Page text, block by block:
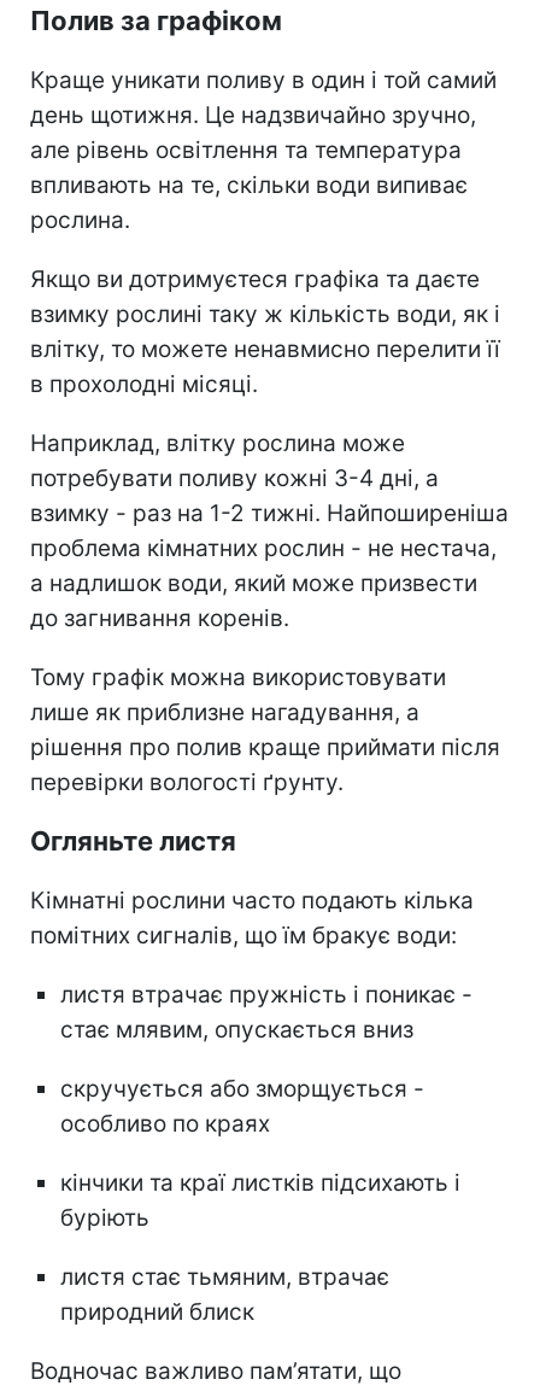
Полив за графіком
Краще уникати поливу в один і той самий
день щотижня. Це надзвичайно зручно,
але рівень освітлення та температура
впливають на те, скільки води випиває
рослина.
Якщо ви дотримуєтеся графіка та даєте
взимку рослині таку ж кількість води, як і
влітку, то можете ненавмисно перелити її
в прохолодні місяці.
Наприклад, влітку рослина може
потребувати поливу кожні 3-4 дні, а
взимку - раз на 1-2 тижні. Найпоширеніша
проблема кімнатних рослин - не нестача,
а надлишок води, який може призвести
до загнивання коренів.
Тому графік можна використовувати
лише як приблизне нагадування, а
рішення про полив краще приймати після
перевірки вологості ґрунту.
Огляньте листя
Кімнатні рослини часто подають кілька
помітних сигналів, що їм бракує води:
листя втрачає пружність і поникає -
стає млявим, опускається вниз
скручується або зморщується -
особливо по краях
кінчики та краї листків підсихають і
буріють
листя стає тьмяним, втрачає
природний блиск
Водночас важливо пам’ятати, що